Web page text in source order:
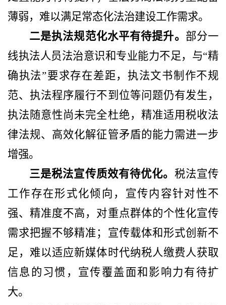
薄弱，难以满足常态化法治建设工作需求。
二是执法规范化水平有待提升。 部分一
线执法人员法治意识和专业能力不足，与“精
确执法”要求存在差距，执法文书制作不规
范、执法程序履行不到位等问题仍有发生，
执法随意性尚未完全杜绝，精准适用税收法
律法规、高效化解征管矛盾的能力需进一步
增强。
三是税法宣传质效有待优化。 税法宣传
工作存在形式化倾向，宣传内容针对性不
强、精准度不高，对重点群体的个性化宣传
需求把握不够精准；宣传载体和形式创新不
足，难以适应新媒体时代纳税人缴费人获取
信息的习惯，宣传覆盖面和影响力有待扩
大。